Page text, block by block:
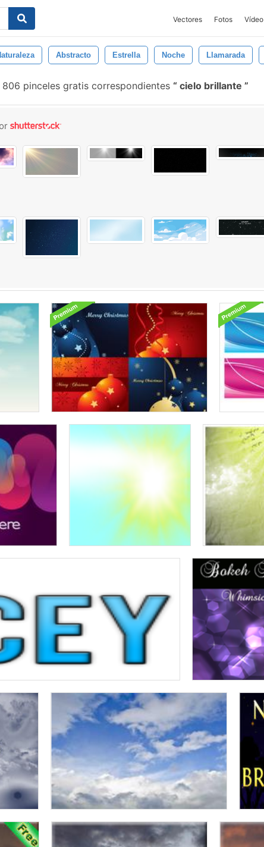
Vectores Fotos Vídeo
Abstracto Estrella Noche Llamarada
806 pinceles gratis correspondientes cielo brillante